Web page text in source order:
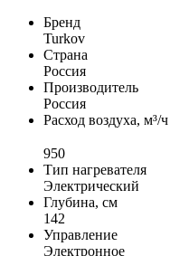
Бренд
Turkov
Страна
Россия
Производитель
Россия
Расход воздуха, м³/ч
950
Тип нагревателя
Электрический
Глубина, см
142
Управление
Электронное